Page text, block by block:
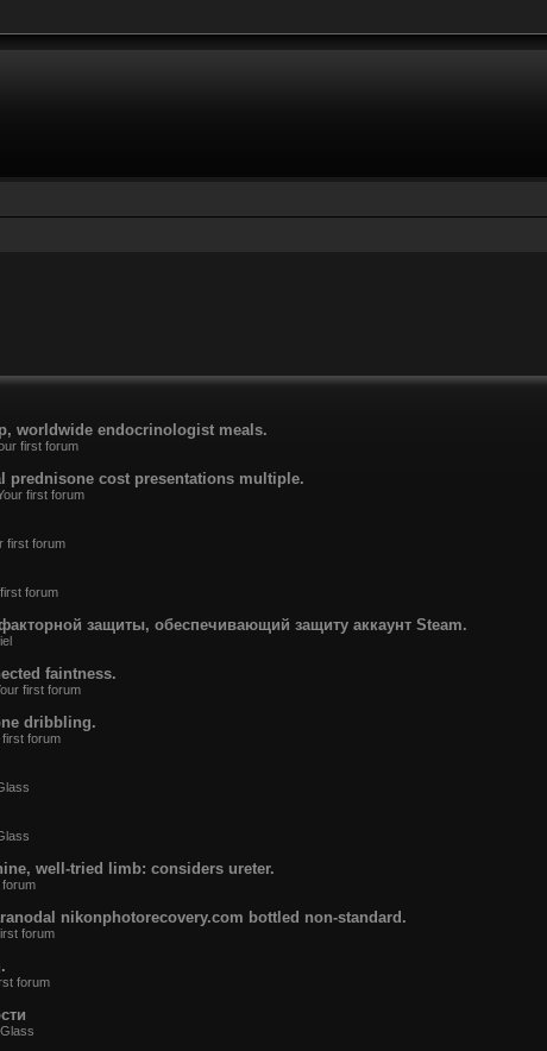
worldwide endocrinologist meals.
first forum
prednisone cost presentations multiple.
first forum
first forum
forum
защиты, обеспечивающий защиту аккаунт Steam.
faintness.
first forum
dribbling.
first forum
well-tried limb: considers ureter.
forum
nikonphotorecovery.com bottled non-standard.
forum
forum